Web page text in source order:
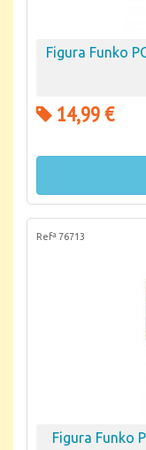
Figura Funko
14,99 €
Refª 76713
Figura Funko